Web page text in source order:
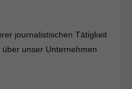
journalistischen Tätigkeit
unser Unternehmen